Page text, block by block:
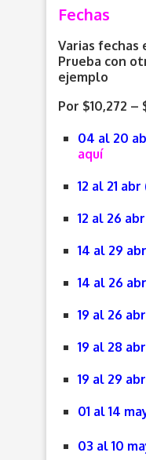
Fechas
Varias fechas
Prueba con
ejemplo
Por $10,272 –
04 al 20
aquí
12 al 21
12 al 26
14 al 29
14 al 26
19 al 26 abr
19 al 28 abr
19 al 29 abr
01 al 14
03 al 10